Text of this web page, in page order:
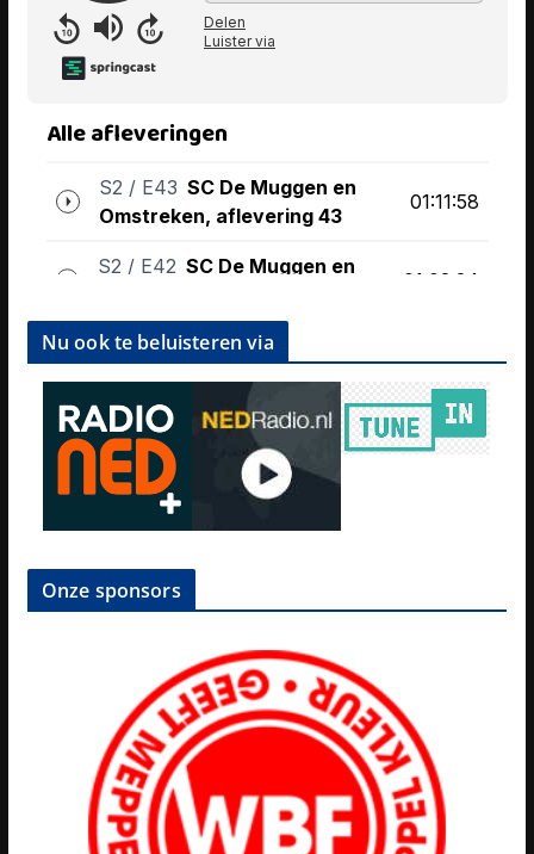
Nu ook te beluisteren via
Onze sponsors